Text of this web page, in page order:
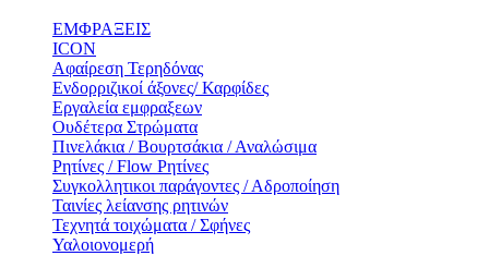
ΕΜΦΡΑΞΕΙΣ
ICON
Αφαίρεση Τερηδόνας
Ενδορριζικοί άξονες/ Καρφίδες
Εργαλεία εμφραξεων
Ουδέτερα Στρώματα
Πινελάκια / Βουρτσάκια / Αναλώσιμα
Ρητίνες / Flow Ρητίνες
Συγκολλητικοι παράγοντες / Αδροποίηση
Ταινίες λείανσης ρητινών
Τεχνητά τοιχώματα / Σφήνες
Υαλοιονομερή